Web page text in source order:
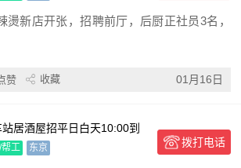
燙新店开张，招聘前厅，后厨正社员3名，
赞 收藏 01月16日
居酒屋招平日白天10:00到
上收厨房有的私聊
工 东京 拨打电话